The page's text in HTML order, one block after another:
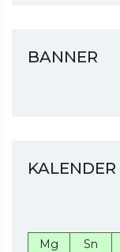
BANNER
KALENDER
Mg Sn